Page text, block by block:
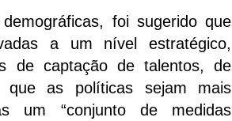
foi sugerido que
a um nível estratégico,
de captação de talentos, de
as políticas sejam mais
um “conjunto de medidas